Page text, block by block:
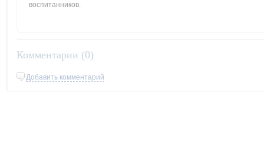
воспитанников.
Комментарии (0)
Добавить комментарий